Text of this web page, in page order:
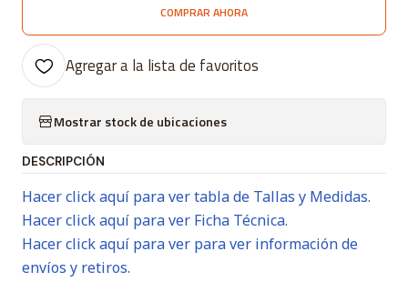
COMPRAR AHORA
Agregar a la lista de favoritos
Mostrar stock de ubicaciones
DESCRIPCIÓN
Hacer click aquí para ver tabla de Tallas y Medidas.
Hacer click aquí para ver Ficha Técnica.
Hacer click aquí para ver para ver información de
envíos y retiros.